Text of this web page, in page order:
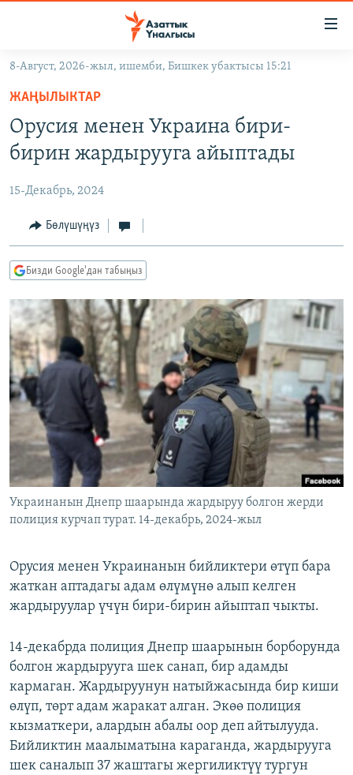
Навигацияга
өтүңүз
Издөөгө
салыңызКЫРГЫЗСТАН
ЭКОНОМИКА
МАДАНИЯТ
ДҮЙНӨ
БОРБОР АЗИЯ
УКРАИНА
АТАЙЫН ИЛИКТӨӨ
ТВ ПРОГРАММАЛАР
ЭКСПЕРТТЕР ТАЛДАЙТ
БИЗ ЖАНА ДҮЙНӨ
ДАНИСТЕ
ЭЖЕ-СИҢДИЛЕР
АЗАТТЫК+
ЫҢГАЙСЫЗ СУРООЛОР
ӨЗГӨЧӨ ПИКИР
Русский
ОНЛАЙН ШЕРИНЕ
ЭЕ/АРнун бардык сайттары
8-Август, 2026-жыл, ишемби, Бишкек убактысы 15:21
ЖАҢЫЛЫКТАР
Орусия менен Украина бири-
бирин жардырууга айыптады
15-Декабрь, 2024
Бөлүшүңүз
Бизди Google'дан табыңыз
Украинанын Днепр шаарында жардыруу болгон жерди
полиция курчап турат. 14-декабрь, 2024-жыл
Орусия менен Украинанын бийликтери өтүп бара
жаткан аптадагы адам өлүмүнө алып келген
жардыруулар үчүн бири-бирин айыптап чыкты.
14-декабрда полиция Днепр шаарынын борборунда
болгон жардырууга шек санап, бир адамды
кармаган. Жардыруунун натыйжасында бир киши
өлүп, төрт адам жаракат алган. Экөө полиция
кызматкери, алардын абалы оор деп айтылууда.
Бийликтин маалыматына караганда, жардырууга
шек саналып 37 жаштагы жергиликтүү тургун